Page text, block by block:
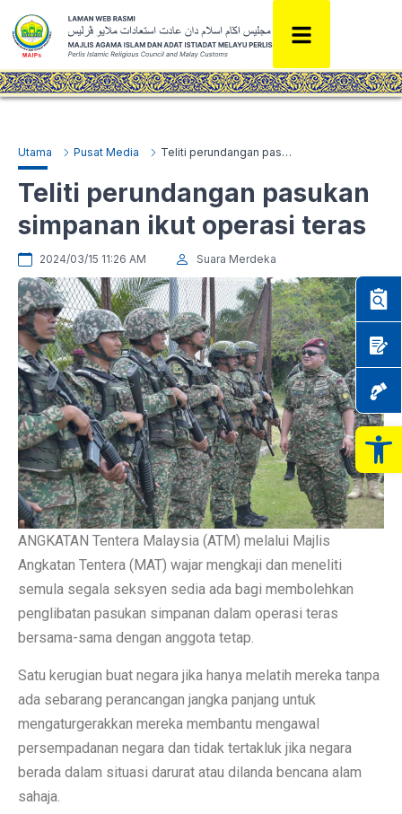
Utama Pusat Media Teliti perundangan pasukan simpanan ikut operasi teras
Teliti perundangan pasukan
simpanan ikut operasi teras
2024/03/15 11:26 AM Suara Merdeka
ANGKATAN Tentera Malaysia (ATM) melalui Majlis
Angkatan Tentera (MAT) wajar mengkaji dan meneliti
semula segala seksyen sedia ada bagi membolehkan
penglibatan pasukan simpanan dalam operasi teras
bersama-sama dengan anggota tetap.
Satu kerugian buat negara jika hanya melatih mereka tanpa
ada sebarang perancangan jangka panjang untuk
mengaturgerakkan mereka membantu mengawal
persempadanan negara dan tidak tertakluk jika negara
berada dalam situasi darurat atau dilanda bencana alam
sahaja.